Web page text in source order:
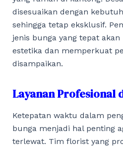
disesuaikan dengan
sehingga tetap eksklusif.
jenis bunga yang tepat
estetika dan memperkuat
disampaikan.
Layanan Profesional
Ketepatan waktu dalam
bunga menjadi hal penting
terlewat. Tim florist yang